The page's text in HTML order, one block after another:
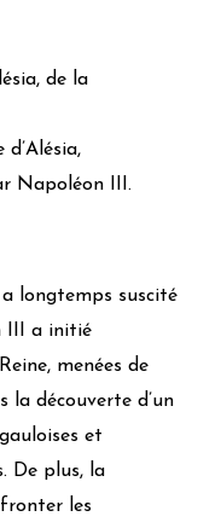
de la
Napoléon III.
longtemps suscité
III a initié
menées de
la découverte d’un
et
De plus, la
les